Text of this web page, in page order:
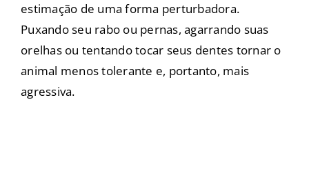
estimação de uma forma perturbadora.
Puxando seu rabo ou pernas, agarrando suas
orelhas ou tentando tocar seus dentes tornar o
animal menos tolerante e, portanto, mais
agressiva.